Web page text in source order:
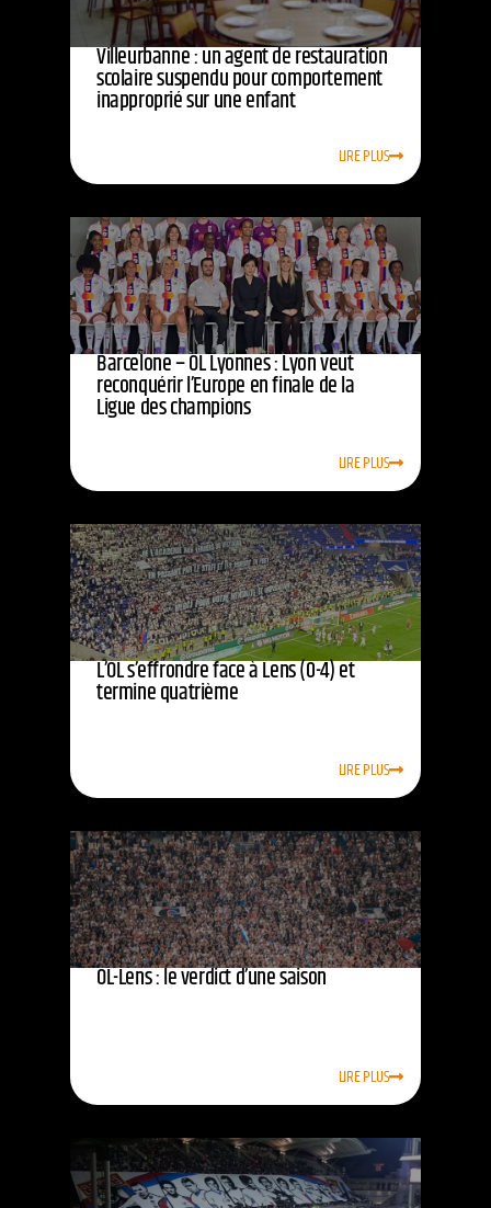
Villeurbanne : un agent de restauration
scolaire suspendu pour comportement
inapproprié sur une enfant
LIRE PLUS
Barcelone – OL Lyonnes : Lyon veut
reconquérir l’Europe en finale de la
Ligue des champions
LIRE PLUS
L’OL s’effrondre face à Lens (0-4) et
termine quatrième
LIRE PLUS
OL-Lens : le verdict d’une saison
LIRE PLUS